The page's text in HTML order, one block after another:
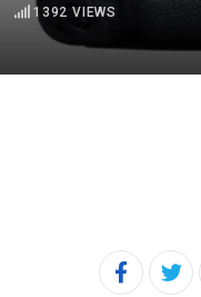
1392 VIEWS